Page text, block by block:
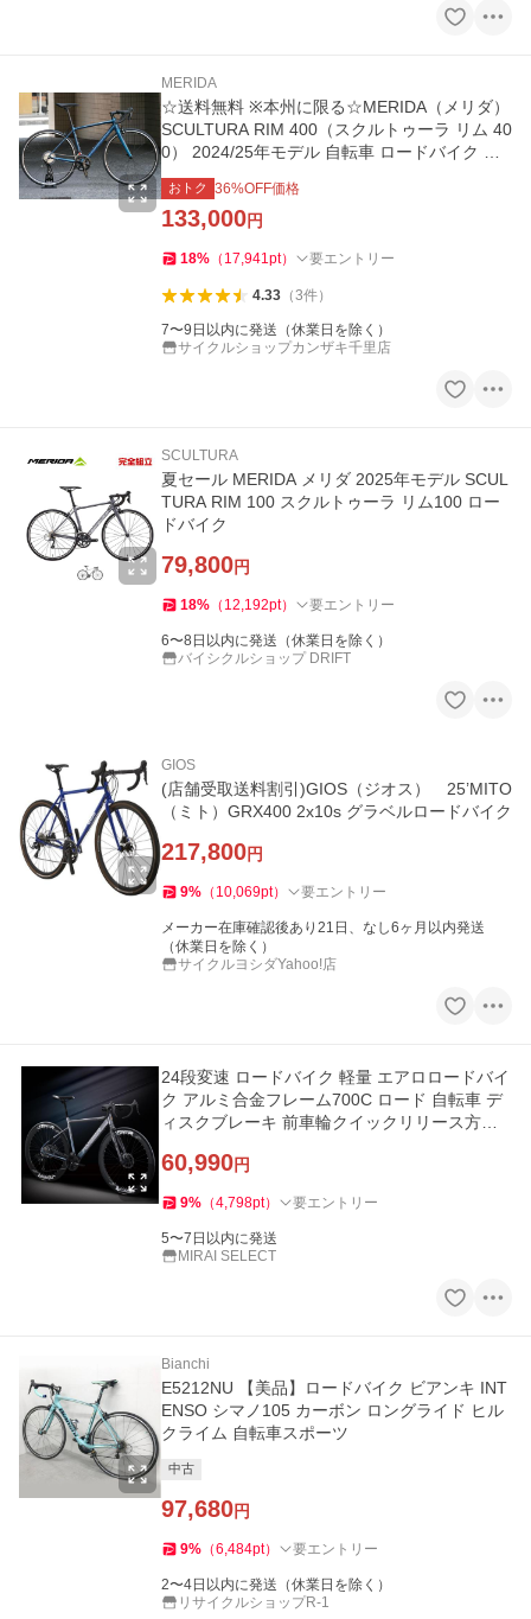
MERIDA
☆送料無料 ※本州に限る☆MERIDA（メリダ）
SCULTURA RIM 400（スクルトゥーラ リム 40
0） 2024/25年モデル 自転車 ロードバイク サ
イクリング 通勤通学に
おトク 36%OFF価格
133,000円
18% （ 17,941pt） 要エントリー
4.33（3件）
7〜9日以内に発送（休業日を除く）
サイクルショップカンザキ千里店
SCULTURA
夏セール MERIDA メリダ 2025年モデル SCUL
TURA RIM 100 スクルトゥーラ リム100 ロー
ドバイク
79,800円
18% （ 12,192pt） 要エントリー
6〜8日以内に発送（休業日を除く）
バイシクルショップ DRIFT
GIOS
(店舗受取送料割引)GIOS（ジオス） 25’MITO
（ミト）GRX400 2x10s グラベルロードバイク
217,800円
9% （ 10,069pt） 要エントリー
メーカー在庫確認後あり21日、なし6ヶ月以内発送
（休業日を除く）
サイクルヨシダYahoo!店
24段変速 ロードバイク 軽量 エアロロードバイ
ク アルミ合金フレーム700C ロード 自転車 デ
ィスクブレーキ 前車輪クイックリリース方式
60,990円
9% （4,798pt） 要エントリー
5〜7日以内に発送
MIRAI SELECT
Bianchi
E5212NU 【美品】ロードバイク ビアンキ INT
ENSO シマノ105 カーボン ロングライド ヒル
クライム 自転車スポーツ
中古
97,680円
9% （6,484pt） 要エントリー
2〜4日以内に発送（休業日を除く）
リサイクルショップR-1